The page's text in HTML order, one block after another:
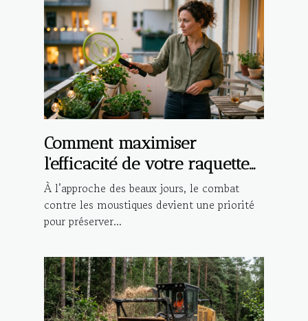
Comment maximiser
l'efficacité de votre raquette
anti-moustique électrique ?
À l’approche des beaux jours, le combat
contre les moustiques devient une priorité
pour préserver...